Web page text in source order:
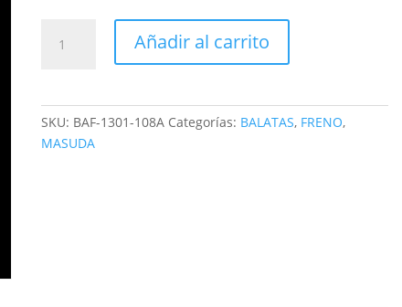
Añadir al carrito
SKU: BAF-1301-108A Categorías: BALATAS, FRENO,
MASUDA